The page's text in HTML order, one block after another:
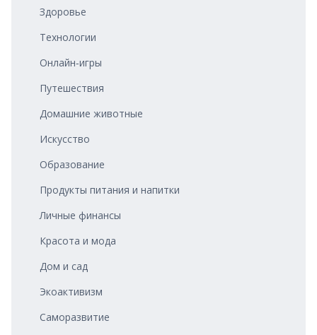
Здоровье
Технологии
Онлайн‑игры
Путешествия
Домашние животные
Искусство
Образование
Продукты питания и напитки
Личные финансы
Красота и мода
Дом и сад
Экоактивизм
Саморазвитие